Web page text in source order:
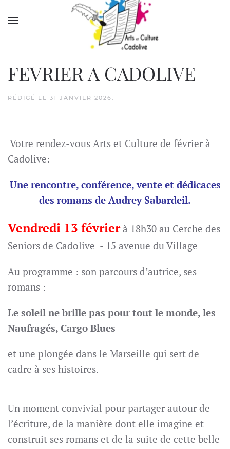
Accéder au contenu principal
FEVRIER A CADOLIVE
RÉDIGÉ LE 31 JANVIER 2026 .
Votre rendez-vous Arts et Culture de février à
Cadolive:
Une rencontre, conférence, vente et dédicaces
des romans de Audrey Sabardeil.
Vendredi 13 févrierà 18h30 au Cerche des
Seniors de Cadolive - 15 avenue du Village
Au programme : son parcours d’autrice, ses
romans :
Le soleil ne brille pas pour tout le monde, les
Naufragés, Cargo Blues
et une plongée dans le Marseille qui sert de
cadre à ses histoires.
Un moment convivial pour partager autour de
l’écriture, de la manière dont elle imagine et
construit ses romans et de la suite de cette belle